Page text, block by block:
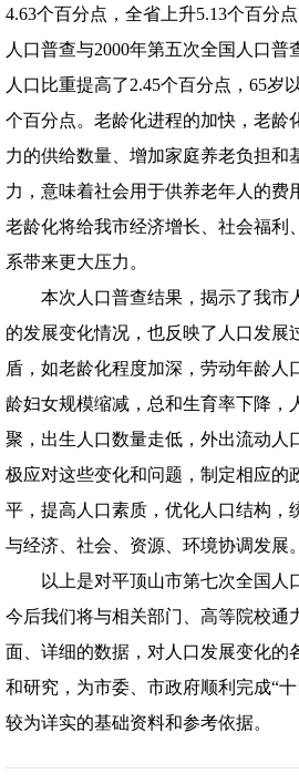
4.63个百分点，全省上升5.13个百分
人口普查与2000年第五次全国人口普
人口比重提高了2.45个百分点，65岁
个百分点。老龄化进程的加快，老龄
力的供给数量、增加家庭养老负担和
力，意味着社会用于供养老年人的费
老龄化将给我市经济增长、社会福利
系带来更大压力。
本次人口普查结果，揭示了我市
的发展变化情况，也反映了人口发展
盾，如老龄化程度加深，劳动年龄人
龄妇女规模缩减，总和生育率下降，
聚，出生人口数量走低，外出流动人
极应对这些变化和问题，制定相应的
平，提高人口素质，优化人口结构，
与经济、社会、资源、环境协调发展。
以上是对平顶山市第七次全国人
今后我们将与相关部门、高等院校通
面、详细的数据，对人口发展变化的
和研究，为市委、市政府顺利完成“
较为详实的基础资料和参考依据。